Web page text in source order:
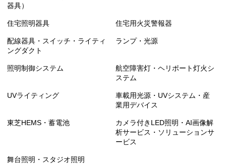
器具）
住宅照明器具 住宅用火災警報器
配線器具・スイッチ・ライティ
ングダクト
ランプ・光源
照明制御システム
航空障害灯・ヘリポート灯火シ
ステム
UVライティング
車載用光源・UVシステム・産
業用デバイス
東芝HEMS・蓄電池
カメラ付きLED照明・AI画像解
析サービス・ソリューションサ
ービス
舞台照明・スタジオ照明